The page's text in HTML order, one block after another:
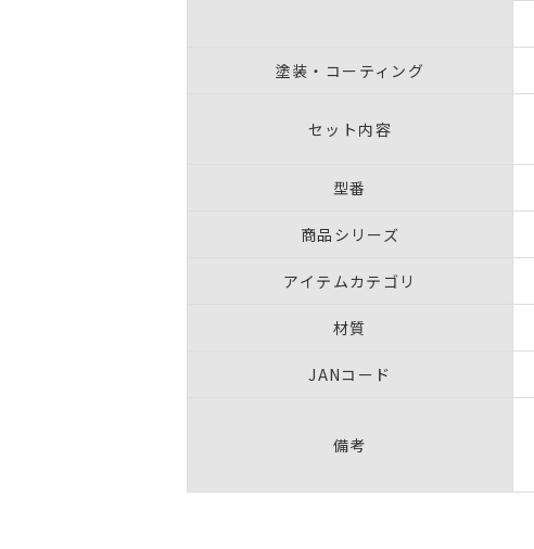
塗装・コーティング
セット内容
型番
商品シリーズ
アイテムカテゴリ
材質
JANコード
備考